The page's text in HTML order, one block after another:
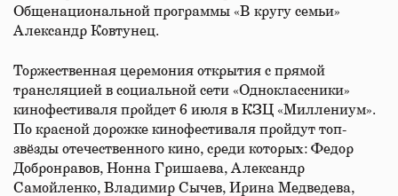
Общенациональной программы «В кругу семьи»
Александр Ковтунец.
Торжественная церемония открытия с прямой
трансляцией в социальной сети «Одноклассники»
кинофестиваля пройдет 6 июля в КЗЦ «Миллениум».
По красной дорожке кинофестиваля пройдут топ-
звёзды отечественного кино, среди которых: Федор
Добронравов, Нонна Гришаева, Александр
Самойленко, Владимир Сычев, Ирина Медведева,